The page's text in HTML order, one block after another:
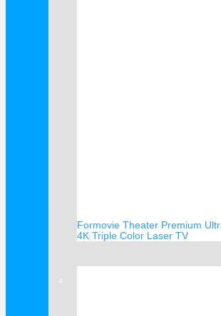
Formovie Theater Premium
4K Triple Color Laser TV